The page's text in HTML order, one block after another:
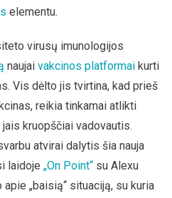
elementu.
virusų imunologijos
naujai vakcinos platformaikurti
Vis dėlto jis tvirtina, kad prieš
reikia tinkamai atlikti
kruopščiai vadovautis.
atvirai dalytis šia nauja
laidoje „On Point“su Alexu
„baisią“ situaciją, su kuria